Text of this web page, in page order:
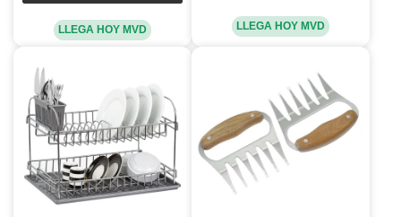
LLEGA HOY MVD LLEGA HOY MVD